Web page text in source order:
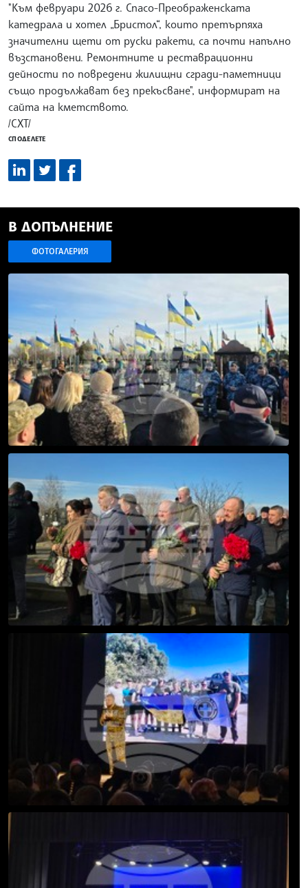
"Към февруари 2026 г. Спасо-Преображенската
катедрала и хотел „Бристол“, които претърпяха
значителни щети от руски ракети, са почти напълно
възстановени. Ремонтните и реставрационни
дейности по повредени жилищни сгради-паметници
също продължават без прекъсване", информират на
сайта на кметството.
/СХТ/
СПОДЕЛЕТЕ
В ДОПЪЛНЕНИЕ
ФОТОГАЛЕРИЯ